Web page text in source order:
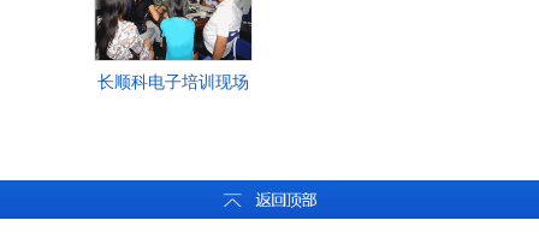
长顺科电子培训现场